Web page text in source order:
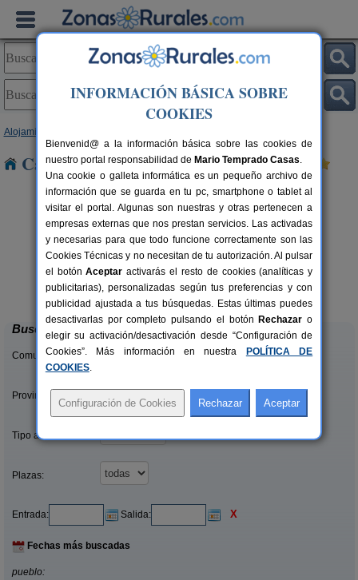
Alojamientos
Casas Rurales cerca de Valseca
4-8+4 pers.
desde33 €
El Portal de Castroserna
Castroserna De Arriba (Segovia)
Buscar
Comunidades:
Provincias/Islas:
Tipo alquiler:
Plazas:
Entrada: Salida: X
Fechas más buscadas
pueblo:
INFORMACIÓN BÁSICA SOBRE
COOKIES
Bienvenid@ a la información básica sobre las cookies de
nuestro portal responsabilidad de Mario Temprado Casas.
Una cookie o galleta informática es un pequeño archivo de
información que se guarda en tu pc, smartphone o tablet al
visitar el portal. Algunas son nuestras y otras pertenecen a
empresas externas que nos prestan servicios. Las activadas
y necesarias para que todo funcione correctamente son las
Cookies Técnicas y no necesitan de tu autorización. Al pulsar
el botónAceptar activarás el resto de cookies (analíticas y
publicitarias), personalizadas según tus preferencias y con
publicidad ajustada a tus búsquedas. Estas últimas puedes
desactivarlas por completo pulsando el botón Rechazar o
elegir su activación/desactivación desde “Configuración de
Cookies”. Más información en nuestra
POLÍTICA DE
COOKIES.